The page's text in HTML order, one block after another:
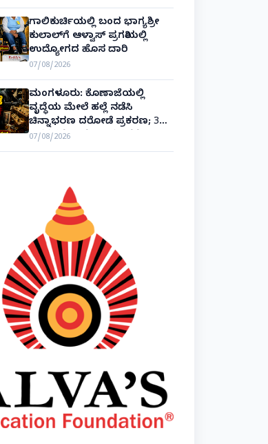
ಗಾಲಿಕುರ್ಚಿಯಲ್ಲಿ ಬಂದ ಭಾಗ್ಯಶ್ರೀ
ಕುಲಾಲ್‌ಗೆ ಆಳ್ವಾಸ್ ಪ್ರಗತಿಯಲ್ಲಿ
ಉದ್ಯೋಗದ ಹೊಸ ದಾರಿ
07/08/2026
ಮಂಗಳೂರು: ಕೊಣಾಜೆಯಲ್ಲಿ
ವೃದ್ಧೆಯ ಮೇಲೆ ಹಲ್ಲೆ ನಡೆಸಿ
ಚಿನ್ನಾಭರಣ ದರೋಡೆ ಪ್ರಕರಣ; 3
ದಿನಗಳಲ್ಲೇ ಆರೋಪಿಗಳ ಸೆರೆ!
07/08/2026